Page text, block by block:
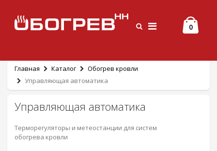
0
Главная Каталог
Обогрев кровли
Управляющая автоматика
Управляющая автоматика
Терморегуляторы и метеостанции для систем
обогрева кровли